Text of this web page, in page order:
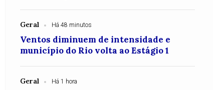
Geral Há 48 minutos
Ventos diminuem de intensidade e
município do Rio volta ao Estágio 1
Geral Há 1 hora